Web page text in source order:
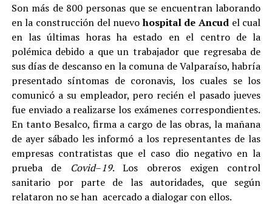
Son más de 800 personas que se encuentran laborando
en la construcción del nuevohospital de Ancud el cual
en las últimas horas ha estado en el centro de la
polémica debido a que un trabajador que regresaba de
sus días de descanso en la comuna de Valparaíso, habría
presentado síntomas de coronavis, los cuales se los
comunicó a su empleador, pero recién el pasado jueves
fue enviado a realizarse los exámenes correspondientes.
En tanto Besalco, firma a cargo de las obras, la mañana
de ayer sábado les informó a los representantes de las
empresas contratistas que el caso dio negativo en la
prueba de Covid–19. Los obreros exigen control
sanitario por parte de las autoridades, que según
relataron no se han acercado a dialogar con ellos.